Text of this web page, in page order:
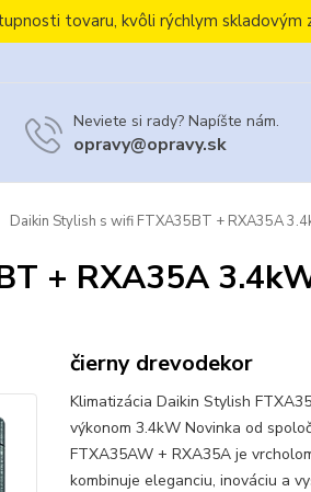
tovaru, kvôli rýchlym skladovým
Neviete si rady? Napíšte nám.
opravy@opravy.sk
Daikin Stylish s wifi FTXA35BT + RXA35A
+ RXA35A
čierny drevodekor
Klimatizácia Daikin Stylish
výkonom 3.4kW Novinka od
FTXA35AW + RXA35A je
kombinuje eleganciu, inováciu a